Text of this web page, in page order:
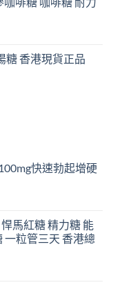
糖 香港現貨正品
快速勃起增硬
馬紅糖 精力糖 能
一粒管三天 香港總